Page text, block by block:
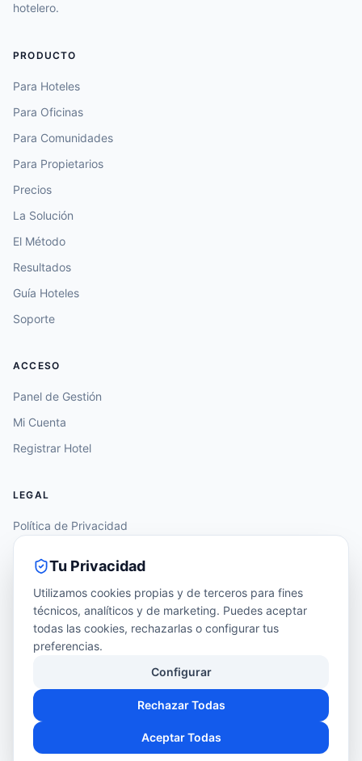
hotelero.
PRODUCTO
Para Hoteles
Para Oficinas
Para Comunidades
Para Propietarios
Precios
La Solución
El Método
Resultados
Guía Hoteles
Soporte
ACCESO
Panel de Gestión
Mi Cuenta
Registrar Hotel
LEGAL
Política de Privacidad
Política de Cookies
Accesibilidad
Configurar Cookies
© FlexPark Solutions S.L. · Infraestructura B2B para hoteles.
Tu Privacidad
Utilizamos cookies propias y de terceros para fines
técnicos, analíticos y de marketing. Puedes aceptar
todas las cookies, rechazarlas o configurar tus
preferencias.
Configurar
Rechazar Todas
Aceptar Todas